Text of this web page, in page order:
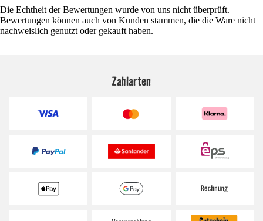
Die Echtheit der Bewertungen wurde von uns nicht überprüft.
Bewertungen können auch von Kunden stammen, die die Ware nicht
nachweislich genutzt oder gekauft haben.
Zahlarten